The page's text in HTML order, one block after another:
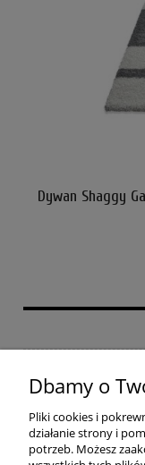
Dywan Shaggy
Dbamy o
Pliki cookies i
działanie strony i
potrzeb. Możesz